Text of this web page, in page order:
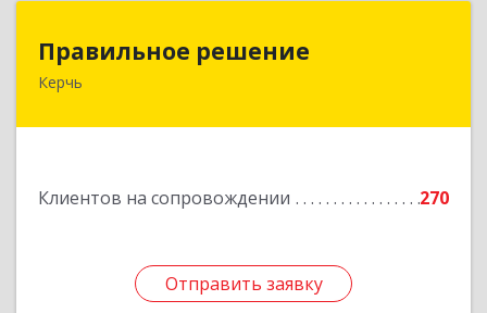
Правильное решение
Керчь
Клиентов на сопровождении 270
Отправить заявку
298330, Крым Респ, Керчь г, Адмиралтейский
Отправить заявку